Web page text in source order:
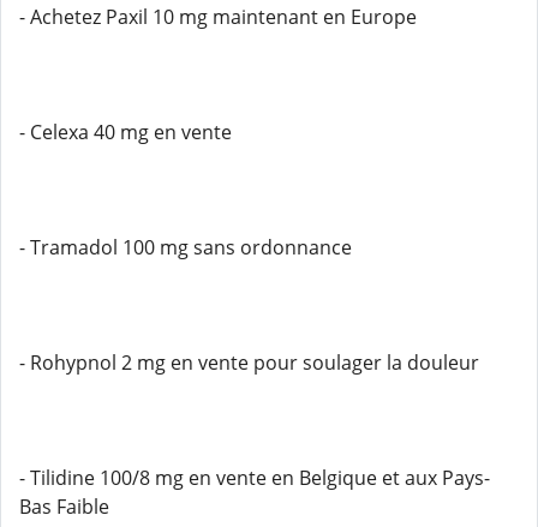
- Achetez Paxil 10 mg maintenant en Europe
- Celexa 40 mg en vente
- Tramadol 100 mg sans ordonnance
- Rohypnol 2 mg en vente pour soulager la douleur
- Tilidine 100/8 mg en vente en Belgique et aux Pays-
Bas Faible